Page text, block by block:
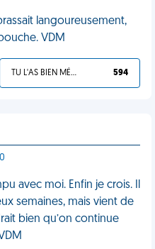
langoureusement,
VDM
TU L'AS BIEN MÉRITÉ 594
avec moi. Enfin je crois. Il
semaines, mais vient de
bien qu’on continue